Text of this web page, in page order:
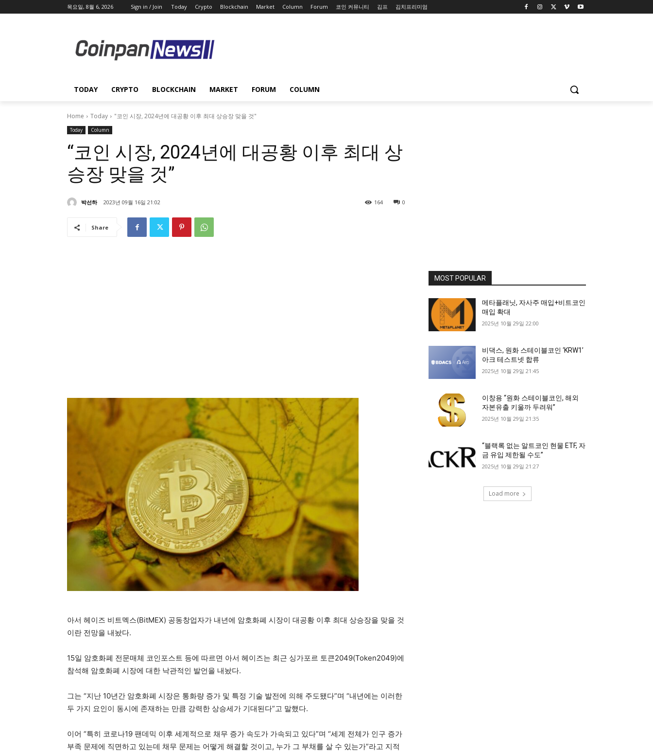
목요일, 8월 6, 2026 Sign in / Join Today Crypto Blockchain Market Column Forum 코인 커뮤니티 김프 김치프리미엄
TODAY CRYPTO BLOCKCHAIN MARKET FORUM COLUMN
Home Today "코인 시장, 2024년에 대공황 이후 최대 상승장 맞을 것"
Today Column
“코인 시장, 2024년에 대공황 이후 최대 상
승장 맞을 것”
박선하 2023년 09월 16일 21:02 0
164
Share
아서 헤이즈 비트멕스(BitMEX) 공동창업자가 내년에 암호화폐 시장이 대공황 이후 최대 상승장을 맞을 것
이란 전망을 내놨다.
15일 암호화폐 전문매체 코인포스트 등에 따르면 아서 헤이즈는 최근 싱가포르 토큰2049(Token2049)에
참석해 암호화폐 시장에 대한 낙관적인 발언을 내놨다.
그는 “지난 10년간 암호화폐 시장은 통화량 증가 및 특정 기술 발전에 의해 주도됐다”며 “내년에는 이러한
두 가지 요인이 동시에 존재하는 만큼 강력한 상승세가 기대된다”고 말했다.
이어 “특히 코로나19 팬데믹 이후 세계적으로 채무 증가 속도가 가속되고 있다”며 “세계 전체가 인구 증가
부족 문제에 직면하고 있는데 채무 문제는 어떻게 해결할 것이고, 누가 그 부채를 살 수 있는가”라고 지적
MOST POPULAR
메타플래닛, 자사주 매입+비트코인
매입 확대
2025년 10월 29일 22:00
비댁스, 원화 스테이블코인 ‘KRW1’
아크 테스트넷 합류
2025년 10월 29일 21:45
이창용 “원화 스테이블코인, 해외
자본유출 키울까 두려워”
2025년 10월 29일 21:35
“블랙록 없는 알트코인 현물 ETF, 자
금 유입 제한될 수도”
2025년 10월 29일 21:27
Load more